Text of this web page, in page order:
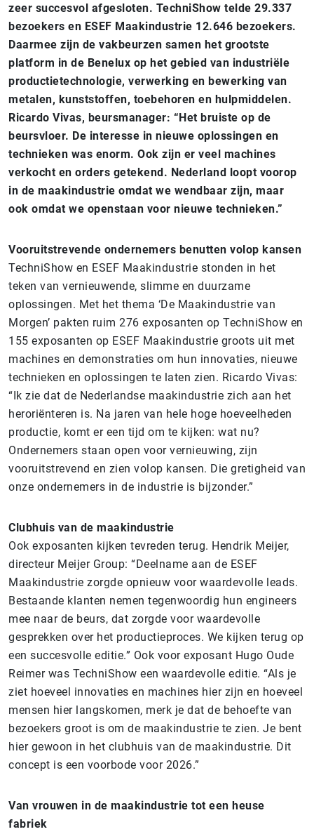
zeer succesvol afgesloten. TechniShow telde 29.337
bezoekers en ESEF Maakindustrie 12.646 bezoekers.
Daarmee zijn de vakbeurzen samen het grootste
platform in de Benelux op het gebied van industriële
productietechnologie, verwerking en bewerking van
metalen, kunststoffen, toebehoren en hulpmiddelen.
Ricardo Vivas, beursmanager: “Het bruiste op de
beursvloer. De interesse in nieuwe oplossingen en
technieken was enorm. Ook zijn er veel machines
verkocht en orders getekend. Nederland loopt voorop
in de maakindustrie omdat we wendbaar zijn, maar
ook omdat we openstaan voor nieuwe technieken.”
Vooruitstrevende ondernemers benutten volop kansen
TechniShow en ESEF Maakindustrie stonden in het
teken van vernieuwende, slimme en duurzame
oplossingen. Met het thema ‘De Maakindustrie van
Morgen’ pakten ruim 276 exposanten op TechniShow en
155 exposanten op ESEF Maakindustrie groots uit met
machines en demonstraties om hun innovaties, nieuwe
technieken en oplossingen te laten zien. Ricardo Vivas:
“Ik zie dat de Nederlandse maakindustrie zich aan het
heroriënteren is. Na jaren van hele hoge hoeveelheden
productie, komt er een tijd om te kijken: wat nu?
Ondernemers staan open voor vernieuwing, zijn
vooruitstrevend en zien volop kansen. Die gretigheid van
onze ondernemers in de industrie is bijzonder.”
Clubhuis van de maakindustrie
Ook exposanten kijken tevreden terug. Hendrik Meijer,
directeur Meijer Group: “Deelname aan de ESEF
Maakindustrie zorgde opnieuw voor waardevolle leads.
Bestaande klanten nemen tegenwoordig hun engineers
mee naar de beurs, dat zorgde voor waardevolle
gesprekken over het productieproces. We kijken terug op
een succesvolle editie.” Ook voor exposant Hugo Oude
Reimer was TechniShow een waardevolle editie. “Als je
ziet hoeveel innovaties en machines hier zijn en hoeveel
mensen hier langskomen, merk je dat de behoefte van
bezoekers groot is om de maakindustrie te zien. Je bent
hier gewoon in het clubhuis van de maakindustrie. Dit
concept is een voorbode voor 2026.”
Van vrouwen in de maakindustrie tot een heuse
fabriek